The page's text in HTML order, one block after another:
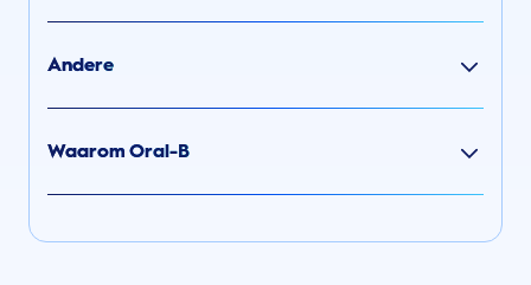
Andere
Waarom Oral-B